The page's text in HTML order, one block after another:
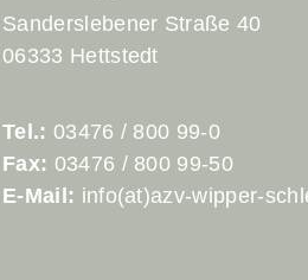
Sanderslebener Straße 40
06333 Hettstedt
Tel.: 03476 / 800 99-0
Fax: 03476 / 800 99-50
E-Mail: info(at)azv-wipper-